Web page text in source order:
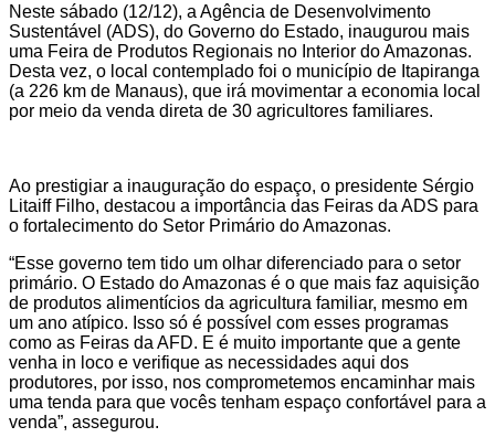
Neste sábado (12/12), a Agência de Desenvolvimento
Sustentável (ADS), do Governo do Estado, inaugurou mais
uma Feira de Produtos Regionais no Interior do Amazonas.
Desta vez, o local contemplado foi o município de Itapiranga
(a 226 km de Manaus), que irá movimentar a economia local
por meio da venda direta de 30 agricultores familiares.
Ao prestigiar a inauguração do espaço, o presidente Sérgio
Litaiff Filho, destacou a importância das Feiras da ADS para
o fortalecimento do Setor Primário do Amazonas.
“Esse governo tem tido um olhar diferenciado para o setor
primário. O Estado do Amazonas é o que mais faz aquisição
de produtos alimentícios da agricultura familiar, mesmo em
um ano atípico. Isso só é possível com esses programas
como as Feiras da AFD. E é muito importante que a gente
venha in loco e verifique as necessidades aqui dos
produtores, por isso, nos comprometemos encaminhar mais
uma tenda para que vocês tenham espaço confortável para a
venda”, assegurou.